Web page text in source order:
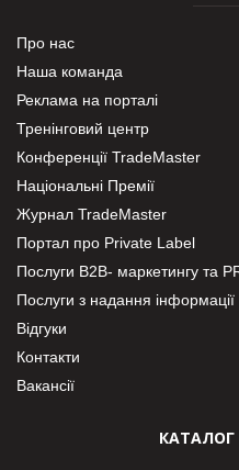
Про нас
Наша команда
Реклама на порталі
Тренінговий центр
Конференції TradeMaster
Національні Премії
Журнал TradeMaster
Портал про Private Label
Послуги В2В- маркетингу та
Послуги з надання інформації
Відгуки
Контакти
Вакансії